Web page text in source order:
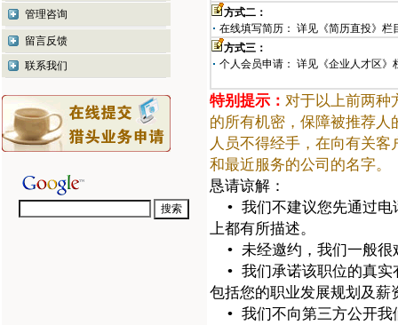
管理咨询
留言反馈
联系我们
方式二：
在线填写简历： 详见《简历直投》栏
方式三：
个人会员申请： 详见《企业人才区》
特别提示： 对于以上前两种
的所有机密，保障被推荐
人员不得经手，在向有关
和最近服务的公司的名字。
恳请谅解：
• 我们不建议您先通过电
上都有所描述。
• 未经邀约，我们一般很
• 我们承诺该职位的真实
包括您的职业发展规划及薪
• 我们不向第三方公开我